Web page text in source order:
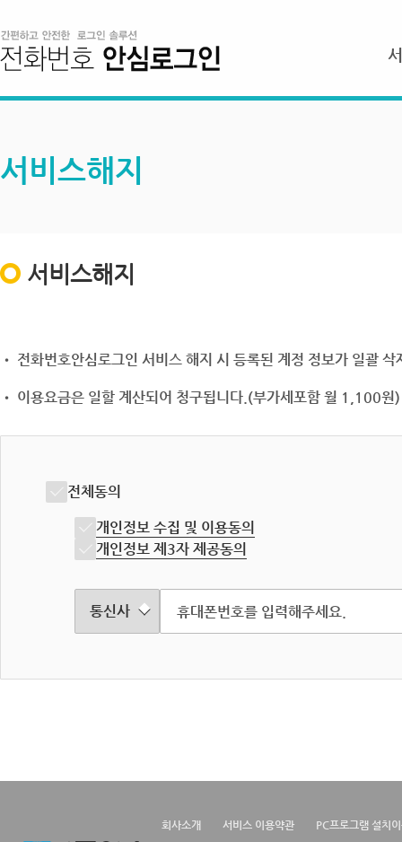
서비스해지
서비스해지
• 전화번호안심로그인 서비스 해지 시 등록된 계정 정보가 일괄
• 이용요금은 일할 계산되어 청구됩니다.(부가세포함 월 1,100원)
전체동의
개인정보 수집 및 이용동의
개인정보 제3자 제공동의
회사소개 서비스 이용약관 PC프로그램 설치